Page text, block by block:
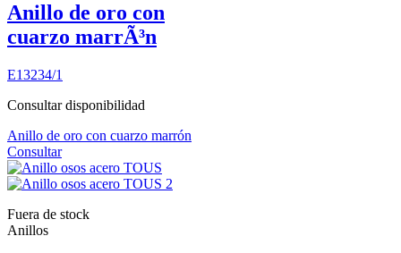
Anillo de oro con
cuarzo marrÃ³n
E13234/1
Consultar disponibilidad
Anillo de oro con cuarzo marrón
Consultar
Fuera de stock
Anillos